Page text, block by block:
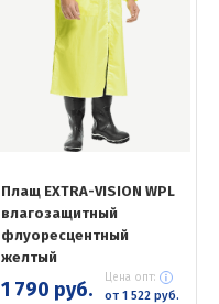
Плащ EXTRA-VISION WPL
влагозащитный
флуоресцентный
желтый
1 790 руб. Цена опт:
от 1 522 руб.